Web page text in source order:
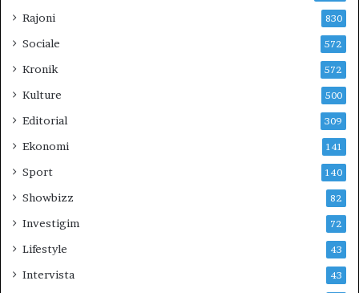
Rajoni 830
Sociale 572
Kronik 572
Kulture 500
Editorial 309
Ekonomi 141
Sport 140
Showbizz 82
Investigim 72
Lifestyle 43
Intervista 43